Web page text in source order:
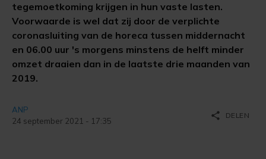
tegemoetkoming krijgen in hun vaste lasten.
Voorwaarde is wel dat zij door de verplichte
coronasluiting van de horeca tussen middernacht
en 06.00 uur 's morgens minstens de helft minder
omzet draaien dan in de laatste drie maanden van
2019.
ANP
24 september 2021 - 17:35
share DELEN